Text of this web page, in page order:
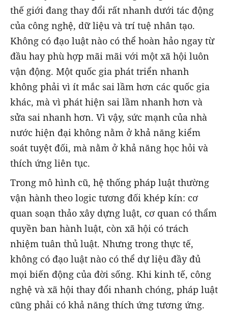
thế giới đang thay đổi rất nhanh dưới tác động
của công nghệ, dữ liệu và trí tuệ nhân tạo.
Không có đạo luật nào có thể hoàn hảo ngay từ
đầu hay phù hợp mãi mãi với một xã hội luôn
vận động. Một quốc gia phát triển nhanh
không phải vì ít mắc sai lầm hơn các quốc gia
khác, mà vì phát hiện sai lầm nhanh hơn và
sửa sai nhanh hơn. Vì vậy, sức mạnh của nhà
nước hiện đại không nằm ở khả năng kiểm
soát tuyệt đối, mà nằm ở khả năng học hỏi và
thích ứng liên tục.
Trong mô hình cũ, hệ thống pháp luật thường
vận hành theo logic tương đối khép kín: cơ
quan soạn thảo xây dựng luật, cơ quan có thẩm
quyền ban hành luật, còn xã hội có trách
nhiệm tuân thủ luật. Nhưng trong thực tế,
không có đạo luật nào có thể dự liệu đầy đủ
mọi biến động của đời sống. Khi kinh tế, công
nghệ và xã hội thay đổi nhanh chóng, pháp luật
cũng phải có khả năng thích ứng tương ứng.